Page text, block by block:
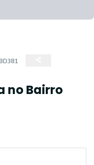
no Bairro